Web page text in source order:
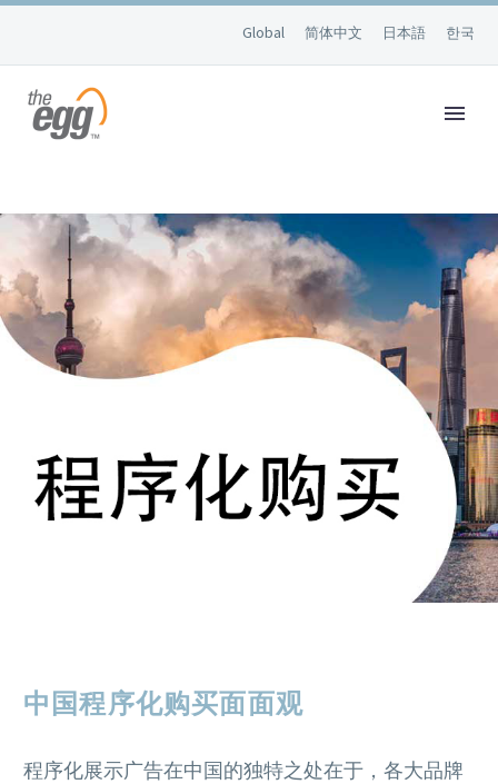
Global 简体中文 日本語 한국
中国程序化购买面面观
程序化展示广告在中国的独特之处在于，各大品牌